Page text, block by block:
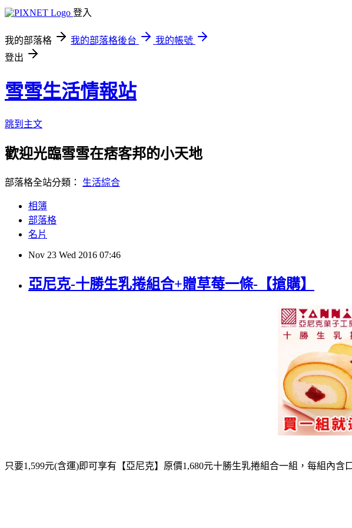
登入
我的部落格 我的部落格後台
我的帳號
登出
雪雪生活情報站
跳到主文
歡迎光臨雪雪在痞客邦的小天地
部落格全站分類： 生活綜合
相簿
部落格
名片
Nov 23 Wed 2016 07:46
亞尼克-十勝生乳捲組合+贈草莓一條-【搶購】
只要1,599元(含運)即可享有【亞尼克】原價1,680元十勝生乳捲組合一組，每組內